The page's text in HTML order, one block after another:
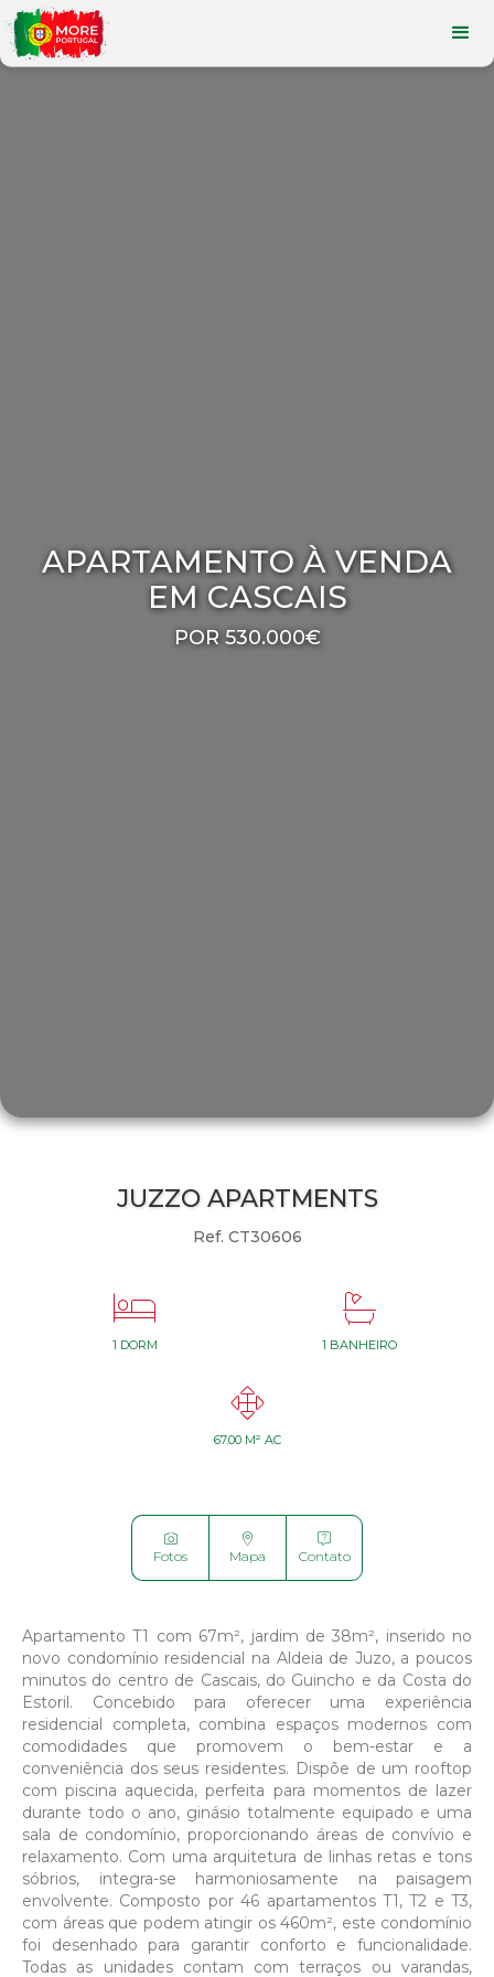
APARTAMENTO À VENDA
EM CASCAIS
POR 530.000€
JUZZO APARTMENTS
Ref. CT30606

1 DORM

1 BANHEIRO

67.00 M² AC

Fotos

Mapa

Contato
Apartamento T1 com 67m², jardim de 38m², inserido no
novo condomínio residencial na Aldeia de Juzo, a poucos
minutos do centro de Cascais, do Guincho e da Costa do
Estoril. Concebido para oferecer uma experiência
residencial completa, combina espaços modernos com
comodidades que promovem o bem-estar e a
conveniência dos seus residentes. Dispõe de um rooftop
com piscina aquecida, perfeita para momentos de lazer
durante todo o ano, ginásio totalmente equipado e uma
sala de condomínio, proporcionando áreas de convívio e
relaxamento. Com uma arquitetura de linhas retas e tons
sóbrios, integra-se harmoniosamente na paisagem
envolvente. Composto por 46 apartamentos T1, T2 e T3,
com áreas que podem atingir os 460m², este condomínio
foi desenhado para garantir conforto e funcionalidade.
Todas as unidades contam com terraços ou varandas,